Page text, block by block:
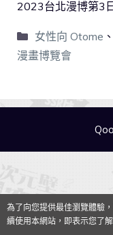
2023台北漫博第3
女性向 Otome 、
漫畫博覽會
為了向您提供最佳瀏覽體驗
續使用本網站，即表示您了